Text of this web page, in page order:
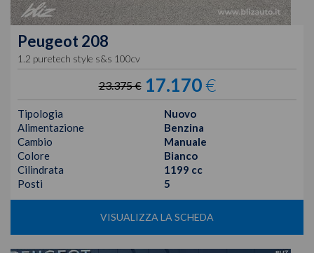
Peugeot 208
1.2 puretech style s&s 100cv
23.375 € 17.170€
Tipologia
Nuovo
Alimentazione
Benzina
Cambio
Manuale
Colore
Bianco
Cilindrata
1199 cc
Posti
5
VISUALIZZA LA SCHEDA